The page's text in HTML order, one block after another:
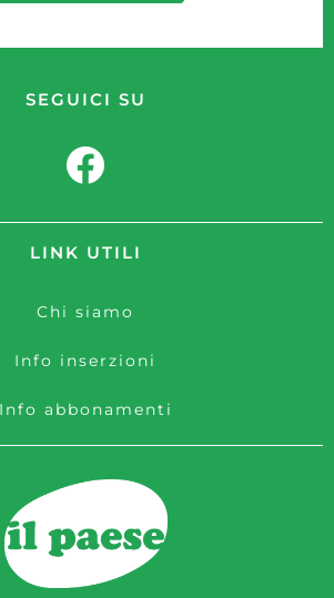
LINK UTILI
Chi siamo
Info inserzioni
Info abbonamenti
SEGUICI SU